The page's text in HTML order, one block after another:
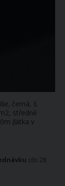
černá, š.
středně
(látka v
(do 28